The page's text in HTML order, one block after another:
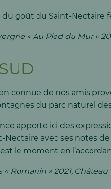
du goût du Saint-Nectaire
« Au Pied du Mur »
connue de nos amis
du parc naturel
apporte ici des
avec ses notes
le moment en
« Romanin » 2021,